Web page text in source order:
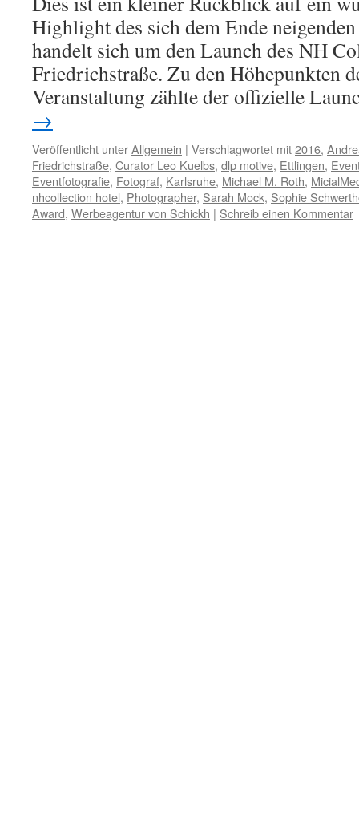
Highlight des sich dem Ende
handelt sich um den Launch des NH
Friedrichstraße. Zu den Höhepunkten
Veranstaltung zählte der offizielle
→
Veröffentlicht unterAllgemein | Verschlagwortet mit2016,
Friedrichstraße, Curator Leo Kuelbs, dlp motive, Ettlingen,
Eventfotografie, Fotograf, Karlsruhe, Michael M. Roth,
nhcollection hotel, Photographer, Sarah Mock, Sophie
Award, Werbeagentur von Schickh | Schreib einen Kommentar